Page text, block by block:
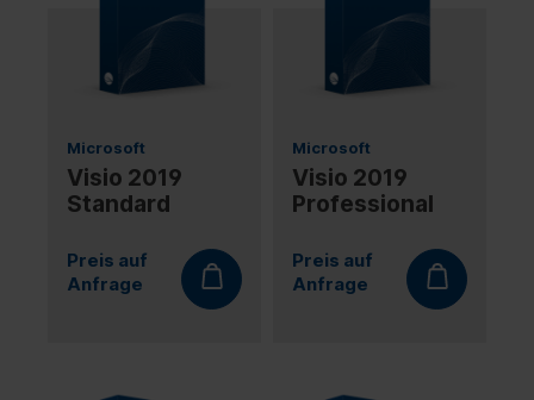
Microsoft
Visio 2019
Standard
Preis auf
Anfrage
Microsoft
Visio 2019
Professional
Preis auf
Anfrage